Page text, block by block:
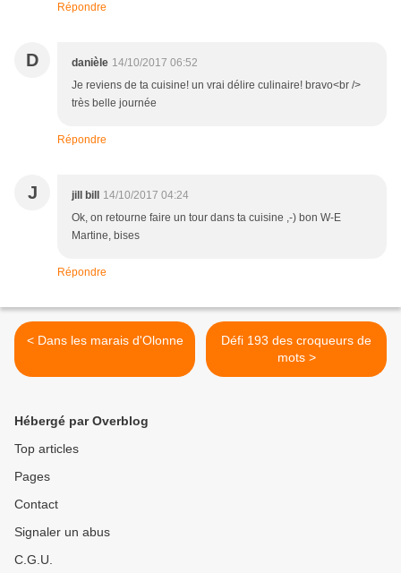
Répondre
D danièle 14/10/2017 06:52
Je reviens de ta cuisine! un vrai délire culinaire! bravo<br />
très belle journée
Répondre
J jill bill
14/10/2017 04:24
Ok, on retourne faire un tour dans ta cuisine ,-) bon W-E
Martine, bises
Répondre
< Dans les marais d'Olonne
Défi 193 des croqueurs de
mots >
Hébergé par Overblog
Top articles
Pages
Contact
Signaler un abus
C.G.U.